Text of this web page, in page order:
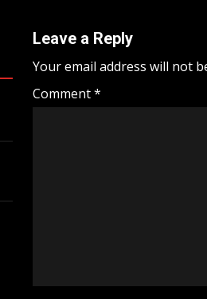
Leave a Reply
Your email address will not
Comment*